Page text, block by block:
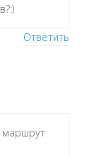
Ответить
маршрут